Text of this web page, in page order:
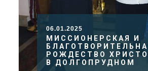
06.01.2025
МИССИОНЕРСКАЯ И
РОЖДЕСТВО
В ДОЛГОПРУДНОМ